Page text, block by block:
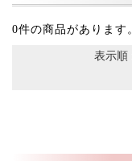
0件の商品があります
表示順